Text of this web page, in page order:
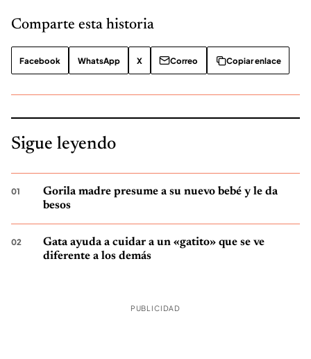
Comparte esta historia
Facebook WhatsApp X Correo Copiar enlace
Sigue leyendo
Gorila madre presume a su nuevo bebé y le da
besos
Gata ayuda a cuidar a un «gatito» que se ve
diferente a los demás
PUBLICIDAD